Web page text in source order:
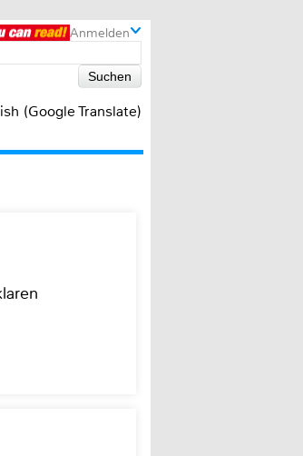
Anmelden
(Google Translate)